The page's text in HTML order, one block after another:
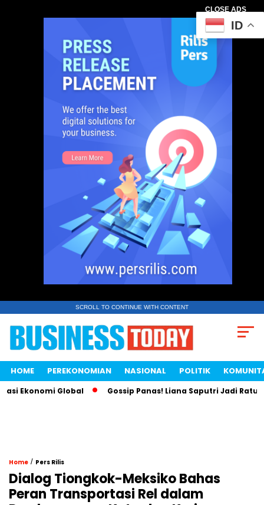
CLOSE ADS
SCROLL TO CONTINUE WITH CONTENT
HOME PEREKONOMIAN NASIONAL POLITIK
Global Gossip Panas! Liana Saputri Jadi Ratu
Home / Pers Rilis
Dialog Tiongkok-Meksiko Bahas
Peran Transportasi Rel dalam
ID